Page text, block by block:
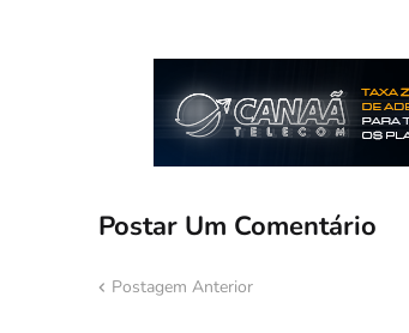
Postar Um Comentário
Postagem Anterior